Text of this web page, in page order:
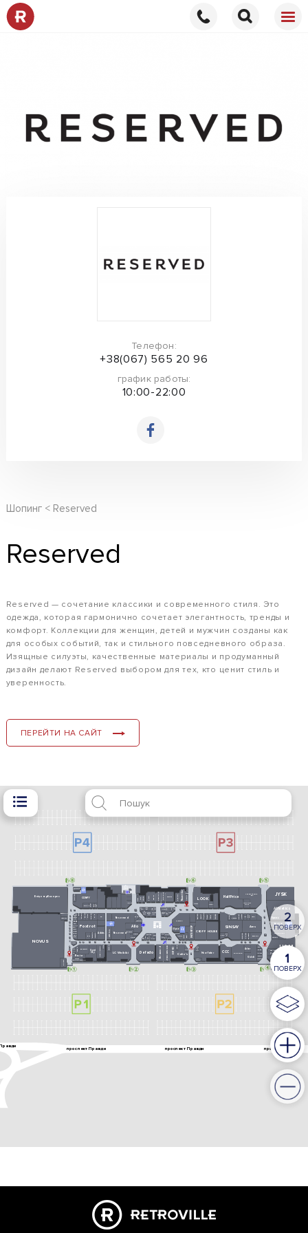
Телефон:
+38(067) 565 20 96
график работы:
10:00-22:00
Шопинг Reserved
Reserved
Reserved — сочетание классики и современного стиля. Это
одежда, которая гармонично сочетает элегантность, тренды и
комфорт. Коллекции для женщин, детей и мужчин созданы как
для особых событий, так и стильного повседневного образа.
Изящные силуэты, качественные материалы и продуманный
дизайн делают Reserved выбором для тех, кто ценит стиль и
уверенность.
ПЕРЕЙТИ НА САЙТ